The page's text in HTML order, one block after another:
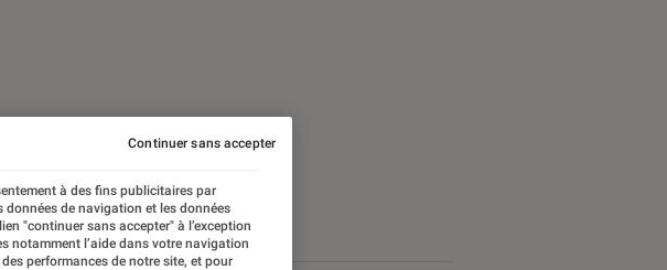
à des fins publicitaires par
de navigation et les données
"continuer sans accepter" à l’exception
notamment l’aide dans votre navigation
performances de notre site, et pour
Continuer sans accepter